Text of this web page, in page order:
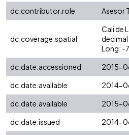
dc.contributor.role
Asesor
dc.coverage.spatial
Cali de
Long: -
dc.date.accessioned
2015-
dc.date.available
2014-
dc.date.available
2015-
dc.date.issued
2014-